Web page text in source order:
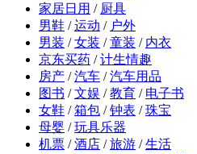
家居日用 / 厨具
男鞋 / 运动 / 户外
男装 / 女装 / 童装 / 内衣
京东买药 / 计生情趣
房产 / 汽车 / 汽车用品
图书 / 文娱 / 教育 / 电子书
女鞋 / 箱包 / 钟表 / 珠宝
母婴 / 玩具乐器
机票 / 酒店 / 旅游 / 生活